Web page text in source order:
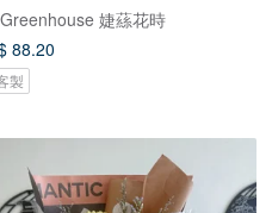
婕蕬花時
88.20
製